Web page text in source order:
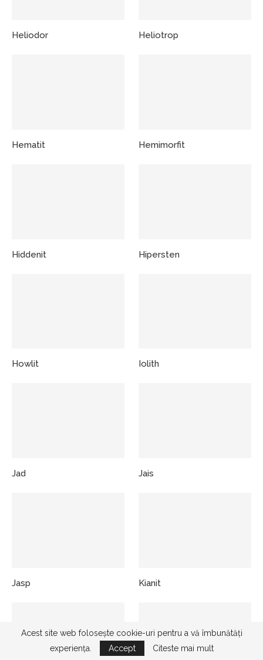
Heliodor Heliotrop
Hematit Hemimorfit
Hiddenit Hipersten
Howlit Iolith
Jad Jais
Jasp Kianit
Acest site web folosește cookie-uri pentru a vă îmbunătăți
experiența.
Accept Citeste mai mult